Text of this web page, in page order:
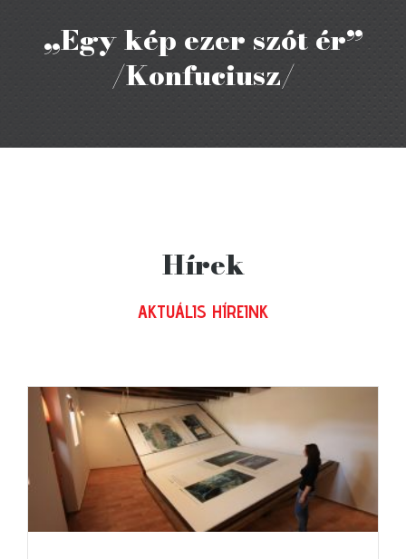
„Egy kép ezer szót ér”
/Konfuciusz/
Hírek
AKTUÁLIS HÍREINK